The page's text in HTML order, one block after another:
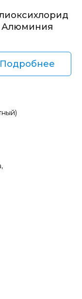
Алюминия
Подробнее